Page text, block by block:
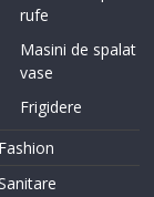
rufe
Masini de spalat
vase
Frigidere
Fashion